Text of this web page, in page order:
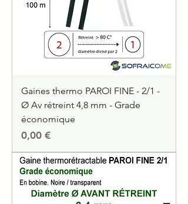
Gaines thermo PAROI FINE - 2/1 -
Ø Av rétreint 4,8 mm - Grade
économique
Precio
0,00 €